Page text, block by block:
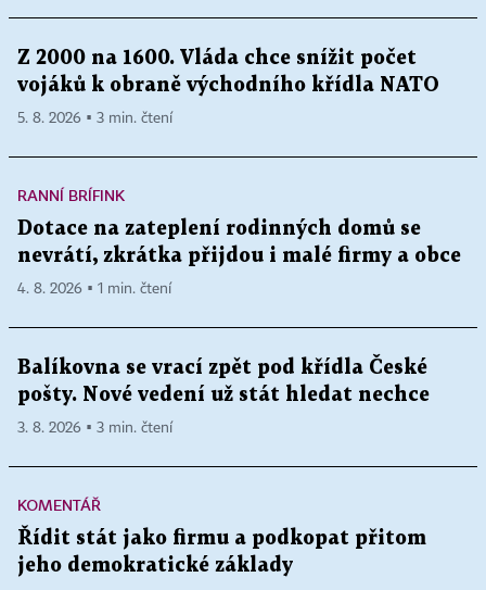
Z 2000 na 1600. Vláda chce snížit počet
vojáků k obraně východního křídla NATO
5. 8. 2026 ▪ 3 min. čtení
RANNÍ BRÍFINK
Dotace na zateplení rodinných domů se
nevrátí, zkrátka přijdou i malé firmy a obce
4. 8. 2026 ▪ 1 min. čtení
Balíkovna se vrací zpět pod křídla České
pošty. Nové vedení už stát hledat nechce
3. 8. 2026 ▪ 3 min. čtení
KOMENTÁŘ
Řídit stát jako firmu a podkopat přitom
jeho demokratické základy